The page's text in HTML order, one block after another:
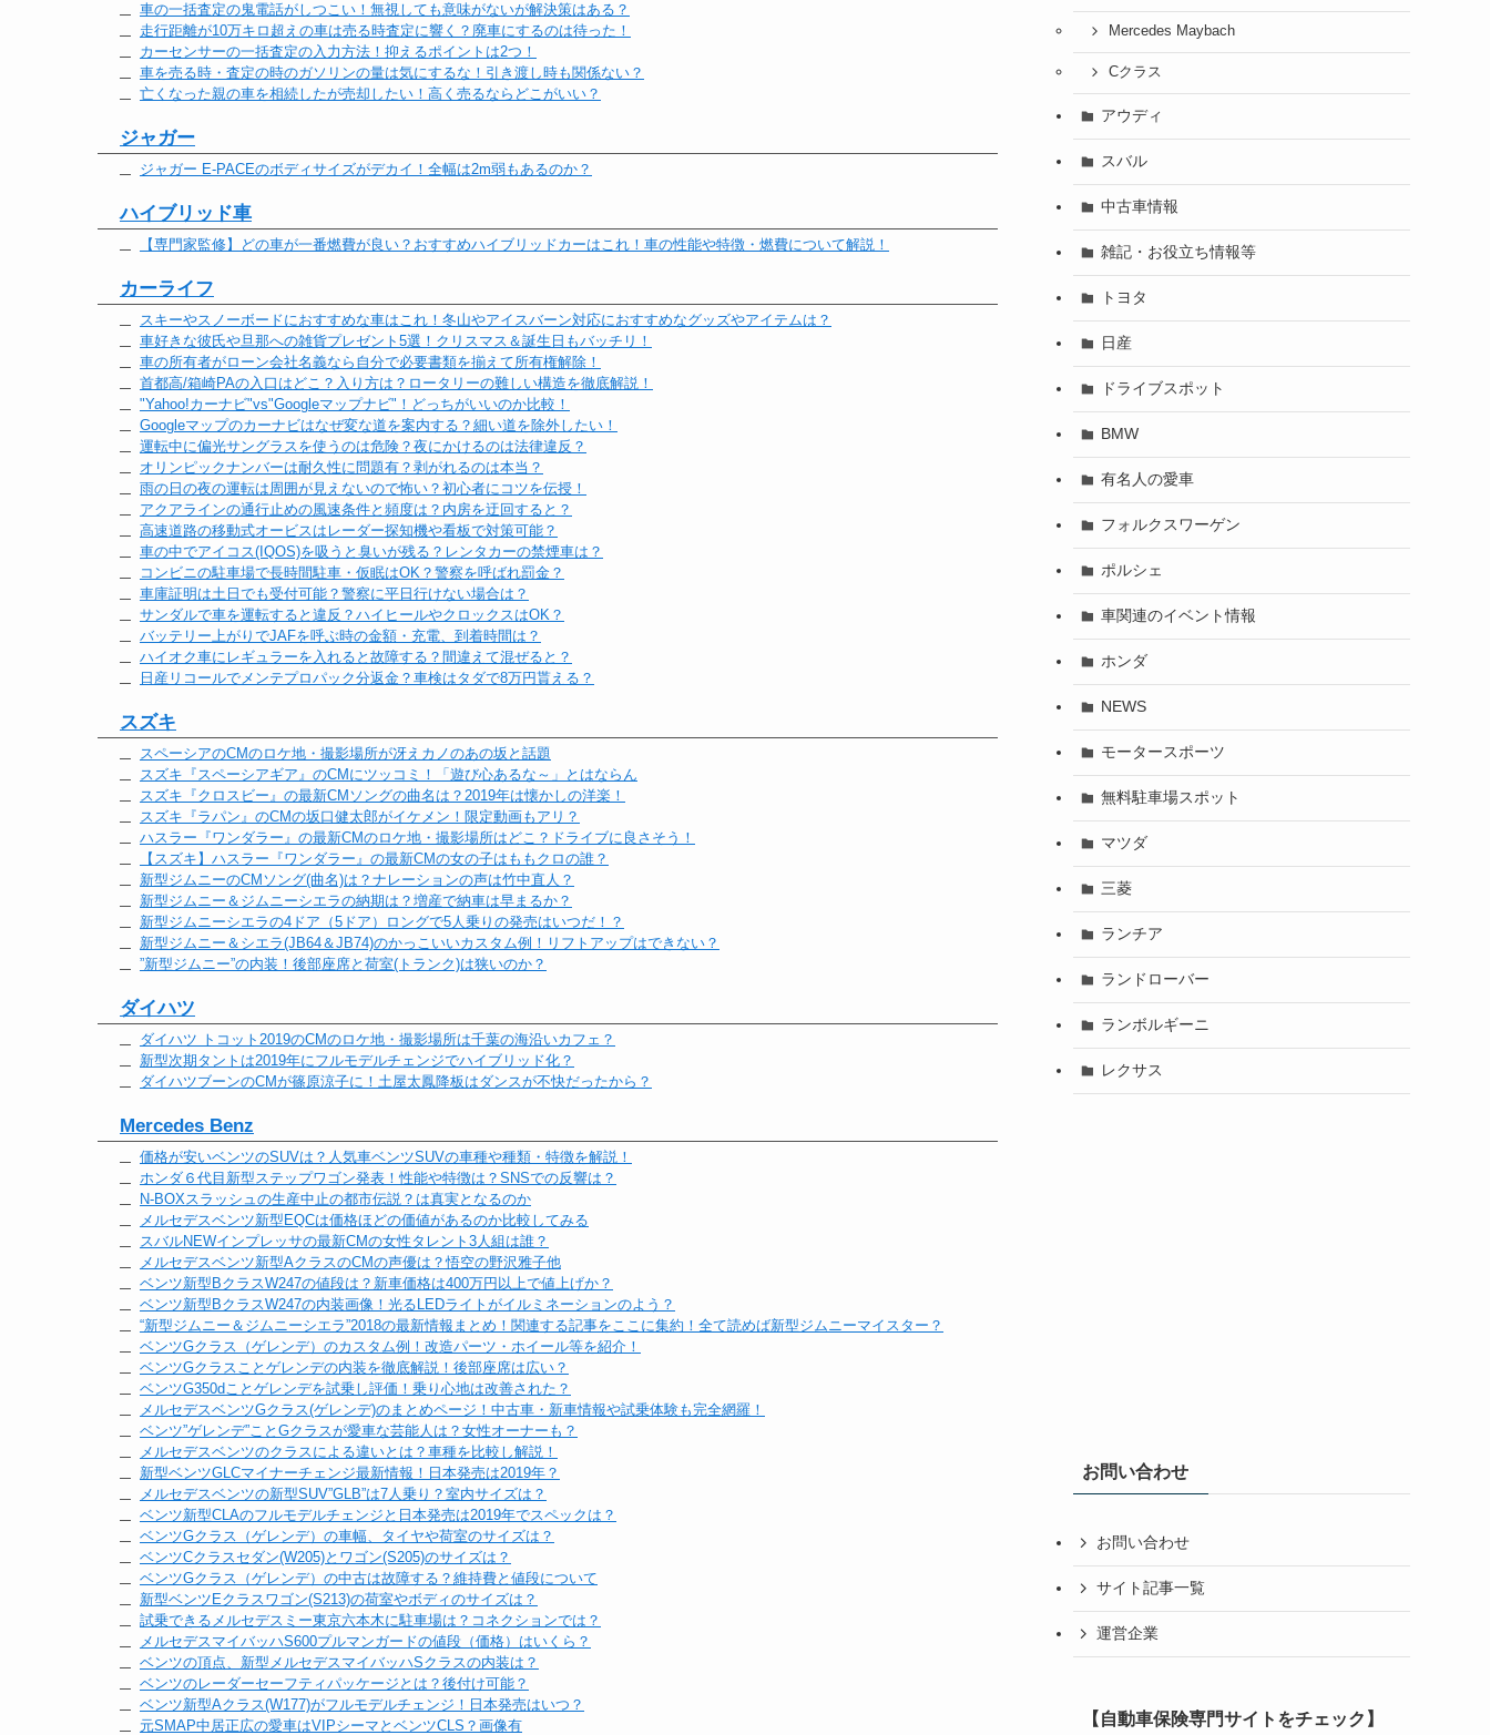
車の一括査定の鬼電話がしつこい！無視しても意味がないが解決策はある？
走行距離が10万キロ超えの車は売る時査定に響く？廃車にするのは待った！
カーセンサーの一括査定の入力方法！抑えるポイントは2つ！
車を売る時・査定の時のガソリンの量は気にするな！引き渡し時も関係ない？
亡くなった親の車を相続したが売却したい！高く売るならどこがいい？
ジャガー
ジャガー E-PACEのボディサイズがデカイ！全幅は2m弱もあるのか？
ハイブリッド車
【専門家監修】どの車が一番燃費が良い？おすすめハイブリッドカーはこれ！車の性能や特徴・燃費について解説！
カーライフ
スキーやスノーボードにおすすめな車はこれ！冬山やアイスバーン対応におすすめなグッズやアイテムは？
車好きな彼氏や旦那への雑貨プレゼント5選！クリスマス＆誕生日もバッチリ！
車の所有者がローン会社名義なら自分で必要書類を揃えて所有権解除！
首都高/箱崎PAの入口はどこ？入り方は？ロータリーの難しい構造を徹底解説！
"Yahoo!カーナビ"vs"Googleマップナビ"！どっちがいいのか比較！
Googleマップのカーナビはなぜ変な道を案内する？細い道を除外したい！
運転中に偏光サングラスを使うのは危険？夜にかけるのは法律違反？
オリンピックナンバーは耐久性に問題有？剥がれるのは本当？
雨の日の夜の運転は周囲が見えないので怖い？初心者にコツを伝授！
アクアラインの通行止めの風速条件と頻度は？内房を迂回すると？
高速道路の移動式オービスはレーダー探知機や看板で対策可能？
車の中でアイコス(IQOS)を吸うと臭いが残る？レンタカーの禁煙車は？
コンビニの駐車場で長時間駐車・仮眠はOK？警察を呼ばれ罰金？
車庫証明は土日でも受付可能？警察に平日行けない場合は？
サンダルで車を運転すると違反？ハイヒールやクロックスはOK？
バッテリー上がりでJAFを呼ぶ時の金額・充電、到着時間は？
ハイオク車にレギュラーを入れると故障する？間違えて混ぜると？
日産リコールでメンテプロパック分返金？車検はタダで8万円貰える？
スズキ
スペーシアのCMのロケ地・撮影場所が冴えカノのあの坂と話題
スズキ『スペーシアギア』のCMにツッコミ！「遊び心あるな～」とはならん
スズキ『クロスビー』の最新CMソングの曲名は？2019年は懐かしの洋楽！
スズキ『ラパン』のCMの坂口健太郎がイケメン！限定動画もアリ？
ハスラー『ワンダラー』の最新CMのロケ地・撮影場所はどこ？ドライブに良さそう！
【スズキ】ハスラー『ワンダラー』の最新CMの女の子はももクロの誰？
新型ジムニーのCMソング(曲名)は？ナレーションの声は竹中直人？
新型ジムニー＆ジムニーシエラの納期は？増産で納車は早まるか？
新型ジムニーシエラの4ドア（5ドア）ロングで5人乗りの発売はいつだ！？
新型ジムニー＆シエラ(JB64＆JB74)のかっこいいカスタム例！リフトアップはできない？
”新型ジムニー”の内装！後部座席と荷室(トランク)は狭いのか？
ダイハツ
ダイハツ トコット2019のCMのロケ地・撮影場所は千葉の海沿いカフェ？
新型次期タントは2019年にフルモデルチェンジでハイブリッド化？
ダイハツブーンのCMが篠原涼子に！土屋太鳳降板はダンスが不快だったから？
Mercedes Benz
価格が安いベンツのSUVは？人気車ベンツSUVの車種や種類・特徴を解説！
ホンダ６代目新型ステップワゴン発表！性能や特徴は？SNSでの反響は？
N-BOXスラッシュの生産中止の都市伝説？は真実となるのか
メルセデスベンツ新型EQCは価格ほどの価値があるのか比較してみる
スバルNEWインプレッサの最新CMの女性タレント3人組は誰？
メルセデスベンツ新型AクラスのCMの声優は？悟空の野沢雅子他
ベンツ新型BクラスW247の値段は？新車価格は400万円以上で値上げか？
ベンツ新型BクラスW247の内装画像！光るLEDライトがイルミネーションのよう？
“新型ジムニー＆ジムニーシエラ”2018の最新情報まとめ！関連する記事をここに集約！全て読めば新型ジムニーマイスター？
ベンツGクラス（ゲレンデ）のカスタム例！改造パーツ・ホイール等を紹介！
ベンツGクラスことゲレンデの内装を徹底解説！後部座席は広い？
ベンツG350dことゲレンデを試乗し評価！乗り心地は改善された？
メルセデスベンツGクラス(ゲレンデ)のまとめページ！中古車・新車情報や試乗体験も完全網羅！
ベンツ”ゲレンデ”ことGクラスが愛車な芸能人は？女性オーナーも？
メルセデスベンツのクラスによる違いとは？車種を比較し解説！
新型ベンツGLCマイナーチェンジ最新情報！日本発売は2019年？
メルセデスベンツの新型SUV”GLB”は7人乗り？室内サイズは？
ベンツ新型CLAのフルモデルチェンジと日本発売は2019年でスペックは？
ベンツGクラス（ゲレンデ）の車幅、タイヤや荷室のサイズは？
ベンツCクラスセダン(W205)とワゴン(S205)のサイズは？
ベンツGクラス（ゲレンデ）の中古は故障する？維持費と値段について
新型ベンツEクラスワゴン(S213)の荷室やボディのサイズは？
試乗できるメルセデスミー東京六本木に駐車場は？コネクションでは？
メルセデスマイバッハS600プルマンガードの値段（価格）はいくら？
ベンツの頂点、新型メルセデスマイバッハSクラスの内装は？
ベンツのレーダーセーフティパッケージとは？後付け可能？
ベンツ新型Aクラス(W177)がフルモデルチェンジ！日本発売はいつ？
元SMAP中居正広の愛車はVIPシーマとベンツCLS？画像有
Mercedes Maybach
Cクラス
アウディ
スバル
中古車情報
雑記・お役立ち情報等
トヨタ
日産
ドライブスポット
BMW
有名人の愛車
フォルクスワーゲン
ポルシェ
車関連のイベント情報
ホンダ
NEWS
モータースポーツ
無料駐車場スポット
マツダ
三菱
ランチア
ランドローバー
ランボルギーニ
レクサス
お問い合わせ
お問い合わせ
サイト記事一覧
運営企業
【自動車保険専門サイトをチェック】